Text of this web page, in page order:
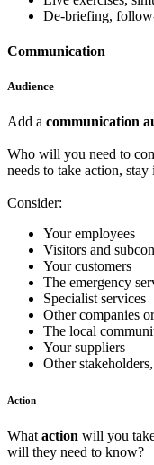
De-briefing,
Communication
Audience
Add a communication
Who will you need to
needs to take action,
Consider:
Your employees
Visitors and
Your customers
The emergency
Specialist services
Other companies
The local
Your suppliers
Other
Action
Whataction will you
will they need to know?